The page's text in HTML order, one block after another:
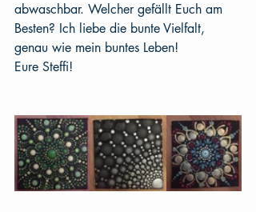
abwaschbar. Welcher gefällt Euch am
Besten? Ich liebe die bunte Vielfalt,
genau wie mein buntes Leben!
Eure Steffi!